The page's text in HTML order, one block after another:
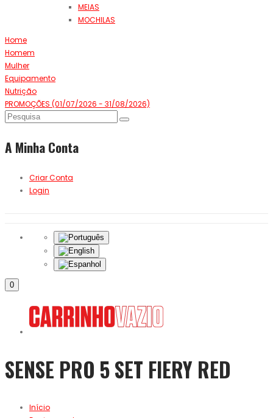
MEIAS
MOCHILAS
Home
Homem
Mulher
Equipamento
Nutrição
PROMOÇÕES (01/07/2026 - 31/08/2026)
A Minha Conta
Criar Conta
Login
0
SENSE PRO 5 SET FIERY RED
Início